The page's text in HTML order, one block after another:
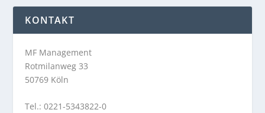
KONTAKT
MF Management
Rotmilanweg 33
50769 Köln
Tel.: 0221-5343822-0